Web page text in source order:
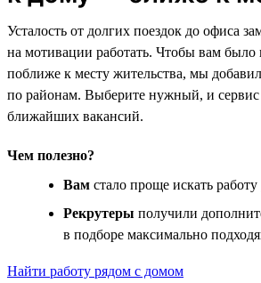
Усталость от долгих поездок до офиса
на мотивации работать. Чтобы вам было
поближе к месту жительства, мы
по районам. Выберите нужный, и сервис
ближайших вакансий.
Чем полезно?
Вам стало проще искать
Рекрутеры получили
в подборе максимально
Найти работу рядом с домом